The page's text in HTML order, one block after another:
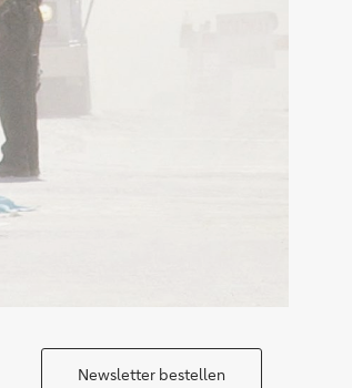
Newsletter bestellen